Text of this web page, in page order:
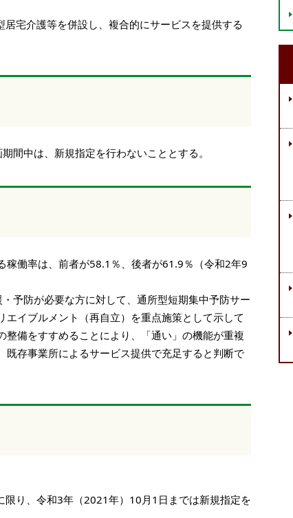
宅介護等を併設し、複合的にサービスを提供する
間中は、新規指定を行わないこととする。
働率は、前者が58.1％、後者が61.9％（令和2年9
予防が必要な方に対して、通所型短期集中予防サー
イブルメント（再自立）を重点施策として示して
備をすすめることにより、「通い」の機能が重複
存事業所によるサービス提供で充足すると判断で
り、令和3年（2021年）10月1日までは新規指定を